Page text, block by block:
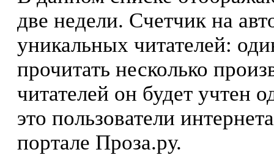
две недели. Счетчик на
уникальных читателей:
прочитать несколько
читателей он будет учтен
это пользователи
портале Проза.ру.